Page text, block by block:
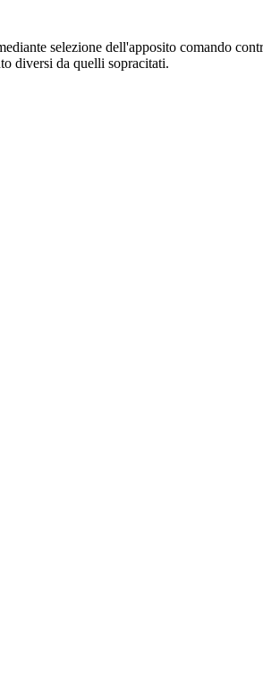
selezione dell'apposito comando
diversi da quelli sopracitati.